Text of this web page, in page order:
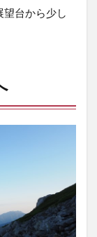
台から少し